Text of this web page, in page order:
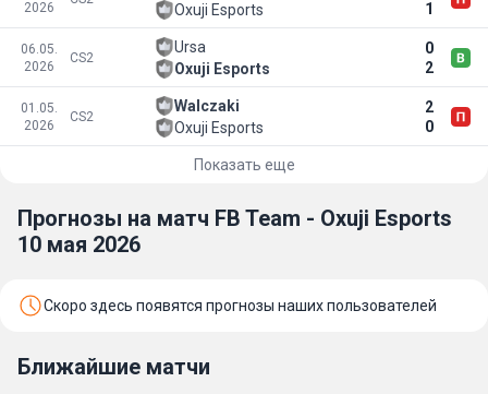
2026 1
Oxuji Esports
06.05.
2026
CS2
Ursa
0
2
Oxuji Esports
01.05.
2026
CS2
Walczaki
2
0
Oxuji Esports
Показать еще
Прогнозы на матч FB Team - Oxuji Esports
10 мая 2026
Скоро здесь появятся прогнозы наших пользователей
Ближайшие матчи